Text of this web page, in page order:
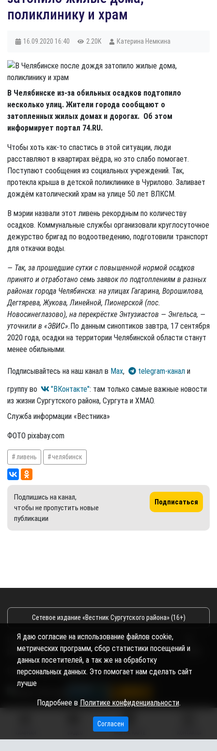
поликлинику и храм
16.09.2020 16:40 2.20K Катерина Немкина
В Челябинске из-за обильных осадков подтопило
несколько улиц. Жители города сообщают о
затопленных жилых домах и дорогах. Об этом
информирует портал 74.RU.
Чтобы хоть как-то спастись в этой ситуации, люди
расставляют в квартирах вёдра, но это слабо помогает.
Поступают сообщения из социальных учреждений. Так,
протекла крыша в детской поликлинике в Чурилово. Заливает
дождём католический храм на улице 50 лет ВЛКСМ.
В мэрии назвали этот ливень рекордным по количеству
осадков. Коммунальные службы организовали круглосуточное
дежурство бригад по водоотведению, подготовили транспорт
для откачки воды.
— Так, за прошедшие сутки с повышенной нормой осадков
принято и отработано семь заявок по подтоплениям в разных
районах города Челябинска: на улицах Гагарина, Ворошилова,
Дегтярева, Жукова, Линейной, Пионерской (пос.
Новосинеглазово), на перекрёстке Энтузиастов — Энгельса, —
уточнили в «ЭВИС».По данным синоптиков завтра, 17 сентября
2020 года, осадки на территории Челябинской области станут
менее обильными.
Подписывайтесь на наш канал в Max, telegram-канал и
группу во
"ВКонтакте": там только самые важные новости
из жизни Сургутского района, Сургута и ХМАО.
Служба информации «Вестника»
ФОТО pixabay.com
ливень челябинск
Подпишись на канал,
чтобы не пропустить новые
публикации
Подписаться
Сетевое издание «Вестник Сургутского района» (16+)
Сетевое издание Вестник - Новости Сургутского
района и Югры
2026
Copyright © 2018- 2026
МЫ НА КАРТЕ
Я даю согласие на использование файлов cookie,
метрических программ, сбор статистики посещений и
данных посетителей, а так же на обработку
персональных данных. Это помогает нам сделать сайт
лучше
Подробнее в Политике конфиденциальности.
Согласен